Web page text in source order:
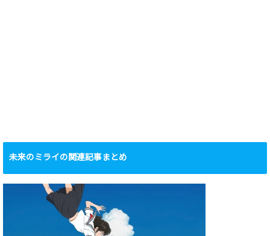
未来のミライの関連記事まとめ